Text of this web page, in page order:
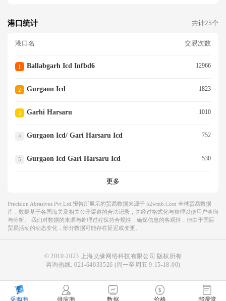
港口统计 共计25个
港口名 交易次数
1 Ballabgarh Icd Infbd6 12966
2 Gurgaon Icd 1823
3 Garhi Harsaru 1010
4 Gurgaon Icd/ Gari Harsaru Icd 752
5 Gurgaon Icd Gari Harsaru Icd 530
更多
Precision Abrasives Pvt Ltd.报告所展示的贸易数据来源于 52wmb.com 全球贸易数据
库，数据基于各国海关及相关公开渠道的合法记录，并经过格式化与整理以便用户查询
与分析。 我们对数据的来源与处理过程保持合规性，确保信息的客观性，但由于国际
贸易活动的动态变化，部分数据可能存在延迟或变更。
© 2010-2023 上海义缘网络科技有限公司 版权所有
咨询热线:021-64033526 (周一至周五 9:15-18:00)
采购商 供应商 数据 价格 邦课堂